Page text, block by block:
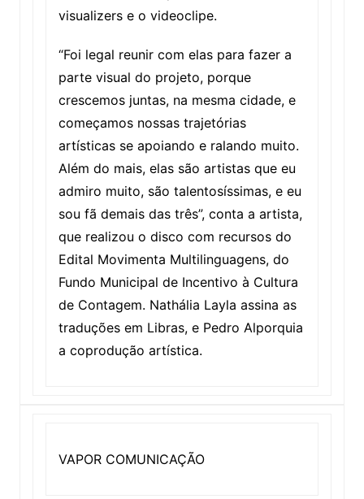
visualizers e o videoclipe.
“Foi legal reunir com elas para fazer a
parte visual do projeto, porque
crescemos juntas, na mesma cidade, e
começamos nossas trajetórias
artísticas se apoiando e ralando muito.
Além do mais, elas são artistas que eu
admiro muito, são talentosíssimas, e eu
sou fã demais das três”, conta a artista,
que realizou o disco com recursos do
Edital Movimenta Multilinguagens, do
Fundo Municipal de Incentivo à Cultura
de Contagem. Nathália Layla assina as
traduções em Libras, e Pedro Alporquia
a coprodução artística.
VAPOR COMUNICAÇÃO